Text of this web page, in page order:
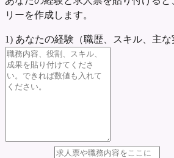
リーを作成します。
1) あなたの経験（職歴、スキル、主な